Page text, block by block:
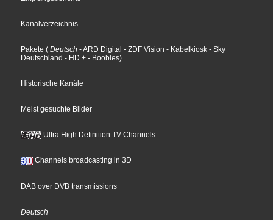
Kanalverzeichnis
Pakete ( Deutsch - ARD Digital - ZDF Vision - Kabelkiosk - Sky
Deutschland - HD + - Boobles)
Historische Kanäle
Meist gesuchte Bilder
Ultra High Definition TV Channels
Channels broadcasting in 3D
DAB over DVB transmissions
Deutsch